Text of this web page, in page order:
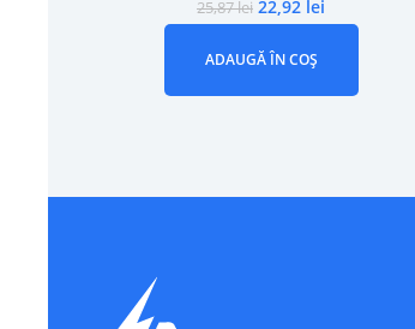
25,87lei 22,92 lei
ADAUGĂ ÎN COȘ